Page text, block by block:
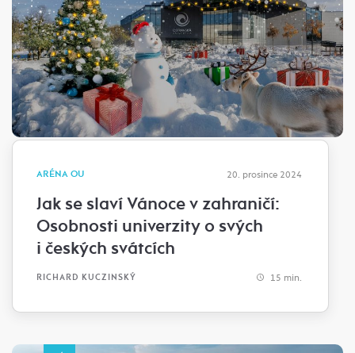
ARÉNA OU 20. prosince 2024
Jak se slaví Vánoce v zahraničí:
Osobnosti univerzity o svých
i českých svátcích
RICHARD KUCZINSKÝ 15 min.